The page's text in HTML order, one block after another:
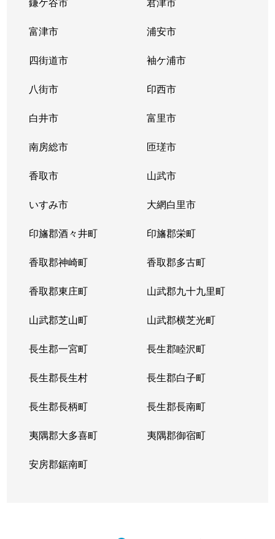
富津市 浦安市
四街道市 袖ケ浦市
八街市 印西市
白井市 富里市
南房総市 匝瑳市
香取市 山武市
いすみ市 大網白里市
印旛郡酒々井町 印旛郡栄町
香取郡神崎町 香取郡多古町
香取郡東庄町 山武郡九十九里町
山武郡芝山町 山武郡横芝光町
長生郡一宮町 長生郡睦沢町
長生郡長生村 長生郡白子町
長生郡長柄町 長生郡長南町
夷隅郡大多喜町 夷隅郡御宿町
安房郡鋸南町